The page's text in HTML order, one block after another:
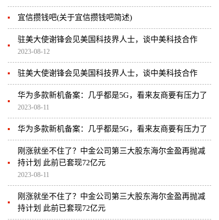
宜信攒钱吧(关于宜信攒钱吧简述)
驻美大使谢锋会见美国科技界人士，谈中美科技合作
2023-08-12
驻美大使谢锋会见美国科技界人士，谈中美科技合作
华为多款新机备案：几乎都是5G，看来友商要有压力了
2023-08-11
华为多款新机备案：几乎都是5G，看来友商要有压力了
刚涨就坐不住了？中金公司第三大股东海尔金盈再抛减
持计划 此前已套现72亿元
2023-08-11
刚涨就坐不住了？中金公司第三大股东海尔金盈再抛减
持计划 此前已套现72亿元